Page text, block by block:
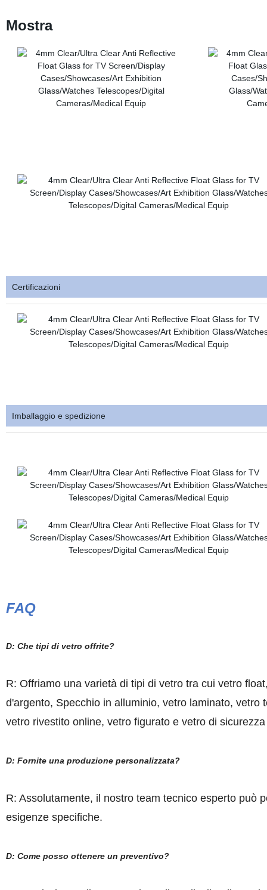
Mostra
Certificazioni
Imballaggio e spedizione
FAQ
D: Che tipi di vetro offrite?
R: Offriamo una varietà di tipi di vetro tra cui vetro
d'argento, Specchio in alluminio, vetro laminato,
vetro rivestito online, vetro figurato e vetro di
D: Fornite una produzione personalizzata?
R: Assolutamente, il nostro team tecnico esperto può
esigenze specifiche.
D: Come posso ottenere un preventivo?